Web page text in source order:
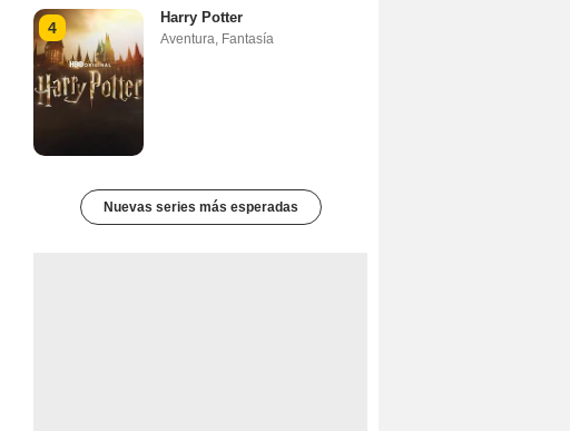
4
Harry Potter
Aventura Fantasía
Nuevas series más esperadas